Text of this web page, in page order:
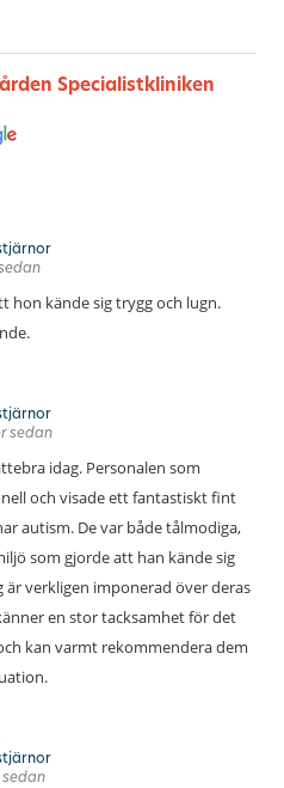
Specialistkliniken
hon kände sig trygg och lugn.
sedan
idag. Personalen som
och visade ett fantastiskt fint
autism. De var både tålmodiga,
som gjorde att han kände sig
är verkligen imponerad över deras
en stor tacksamhet för det
kan varmt rekommendera dem